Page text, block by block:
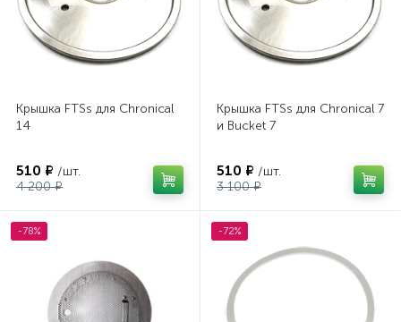
Крышка FTSs для Chronical
14
510 ₽ /шт.
4 200 ₽
Крышка FTSs для Chronical 7
и Bucket 7
510 ₽ /шт.
3 100 ₽
-78% -72%